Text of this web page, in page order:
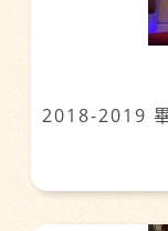
2018-2019